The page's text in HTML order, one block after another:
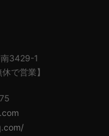
3429-1
で営業】